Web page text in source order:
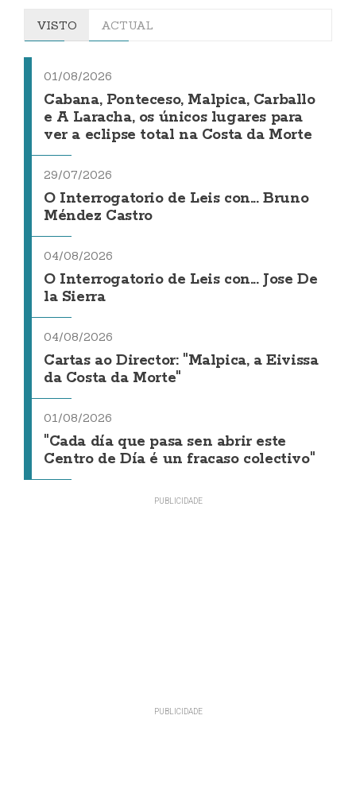
VISTO ACTUAL
01/08/2026
Cabana, Ponteceso, Malpica, Carballo
e A Laracha, os únicos lugares para
ver a eclipse total na Costa da Morte
29/07/2026
O Interrogatorio de Leis con... Bruno
Méndez Castro
04/08/2026
O Interrogatorio de Leis con... Jose De
la Sierra
04/08/2026
Cartas ao Director: "Malpica, a Eivissa
da Costa da Morte"
01/08/2026
"Cada día que pasa sen abrir este
Centro de Día é un fracaso colectivo"